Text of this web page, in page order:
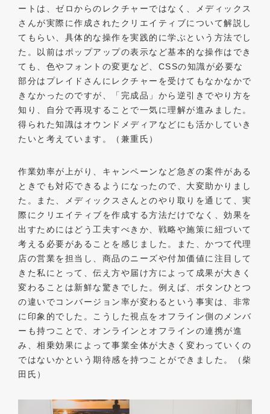
ートは、ゼロからのレクチャーではなく、メディックス
さんが実際に作成されたクリエイティブについて解説し
てもらい、具体的な操作を実践的に学ぶという方法でし
た。以前はポップアップの表示など基本的な操作はでき
ても、色やフォントの変更など、CSSの知識が必要な
部分はプレイドさんにレクチャーを受けてもなかなかで
きなかったのですが、「完成品」から逆引きでやり方を
知り、自分で再現することで一気に理解が進みました。
得られた知識はオウンドメディアなどにも活かしていき
たいと考えています。（兼重氏）
作業効率が上がり、キャンペーンなど急ぎの案件がある
ときでも対応できるようになったので、大変助かりまし
た。また、メディックスさんとのやり取りを通じて、実
際にクリエイティブを作成する方法だけでなく、効果を
出すためにはどう工夫すべきか、戦略や施策に紐づいて
考える必要があることを感じました。また、かつて代理
店の営業を担当し、商品のニーズや付加価値に注目して
きた私にとって、伝え方や届け方によって成果が大きく
変わることは新鮮な驚きでした。例えば、ボタンひとつ
の違いでコンバージョン率が変わるという事実は、非常
に印象的でした。こうした視点をオフライン側のメンバ
ーも持つことで、オンラインとオフラインの連携が進
み、相乗効果によって事業全体が大きく変わっていくの
ではないかという期待感を持つことができました。（柴
田氏）